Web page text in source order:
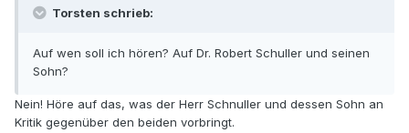
Torsten schrieb:
Auf wen soll ich hören? Auf Dr. Robert Schuller und seinen
Sohn?
Nein! Höre auf das, was der Herr Schnuller und dessen Sohn an
Kritik gegenüber den beiden vorbringt.